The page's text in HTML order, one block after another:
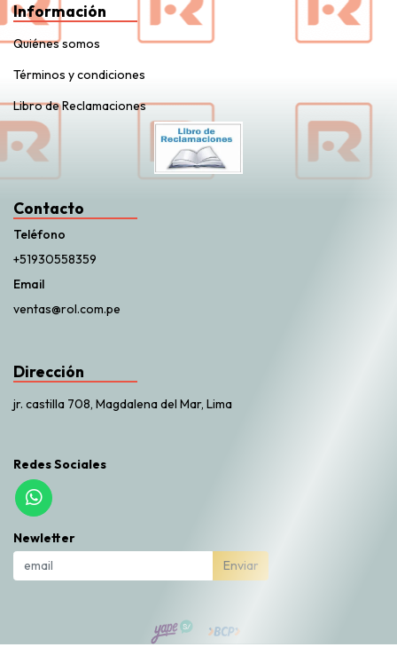
Información
Quiénes somos
Términos y condiciones
Libro de Reclamaciones
Contacto
Teléfono
+51930558359
Email
ventas@rol.com.pe
Dirección
jr. castilla 708, Magdalena del Mar, Lima
Redes Sociales
Newletter
Enviar